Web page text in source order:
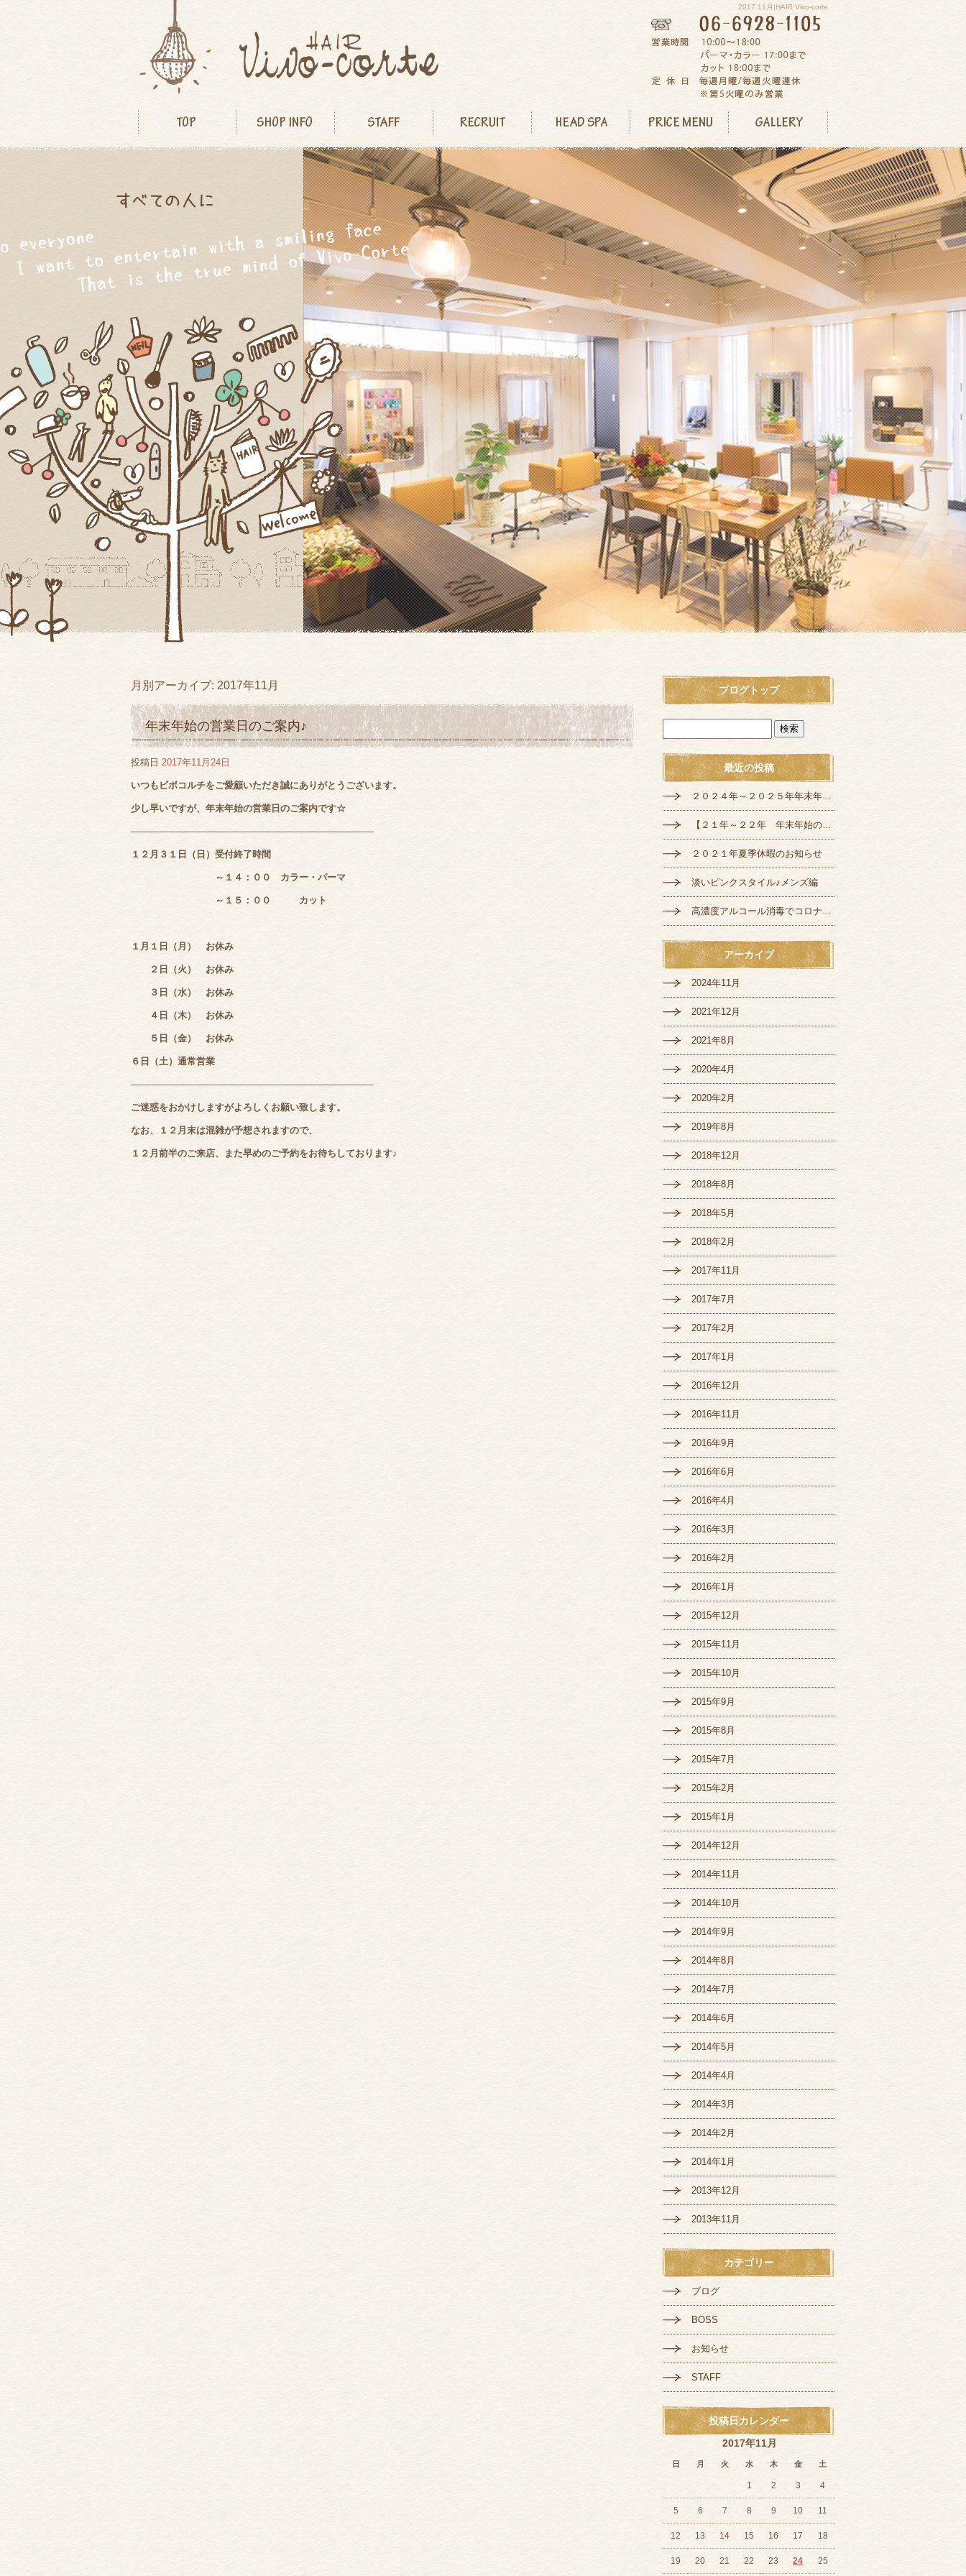
2017 11月|HAIR Vivo-corte
月別アーカイブ: 2017年11月
年末年始の営業日のご案内♪
投稿日 2017年11月24日
いつもビボコルチをご愛顧いただき誠にありがとうございます。
少し早いですが、年末年始の営業日のご案内です☆
――――――――――――――――――――――――――
１２月３１日（日）受付終了時間
～１４：００ カラー・パーマ
～１５：００ カット
１月１日（月） お休み
２日（火） お休み
３日（水） お休み
４日（木） お休み
５日（金） お休み
６日（土）通常営業
――――――――――――――――――――――――――
ご迷惑をおかけしますがよろしくお願い致します。
なお、１２月末は混雑が予想されますので、
１２月前半のご来店、また早めのご予約をお待ちしております♪
ブログトップ
最近の投稿
２０２４年～２０２５年年末年始の定休日のお知らせ
【２１年～２２年 年末年始の営業のご案内】
２０２１年夏季休暇のお知らせ
淡いピンクスタイル♪メンズ編
高濃度アルコール消毒でコロナ対策♪
アーカイブ
2024年11月
2021年12月
2021年8月
2020年4月
2020年2月
2019年8月
2018年12月
2018年8月
2018年5月
2018年2月
2017年11月
2017年7月
2017年2月
2017年1月
2016年12月
2016年11月
2016年9月
2016年6月
2016年4月
2016年3月
2016年2月
2016年1月
2015年12月
2015年11月
2015年10月
2015年9月
2015年8月
2015年7月
2015年2月
2015年1月
2014年12月
2014年11月
2014年10月
2014年9月
2014年8月
2014年7月
2014年6月
2014年5月
2014年4月
2014年3月
2014年2月
2014年1月
2013年12月
2013年11月
カテゴリー
ブログ
BOSS
お知らせ
STAFF
投稿日カレンダー
2017年11月
日 月 火 水 木 金 土
1 2 3 4
5 6 7 8 9 10 11
12 13 14 15 16 17 18
19 20 21 22 23 24 25